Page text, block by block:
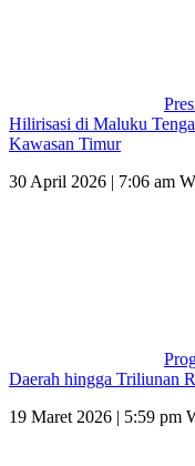
Hilirisasi di Maluku
Kawasan Timur
30 April 2026 | 7:06 am
Daerah hingga Triliunan
19 Maret 2026 | 5:59 pm